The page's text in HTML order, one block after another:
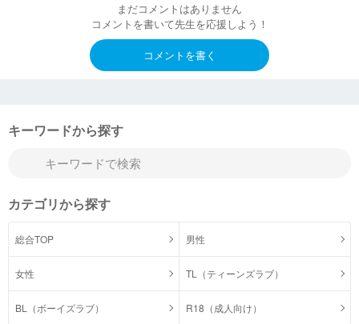
まだコメントはありません
コメントを書いて先生を応援しよう！
コメントを書く
キーワードから探す
カテゴリから探す
総合TOP 男性
女性 TL（ティーンズラブ）
BL（ボーイズラブ） R18（成人向け）